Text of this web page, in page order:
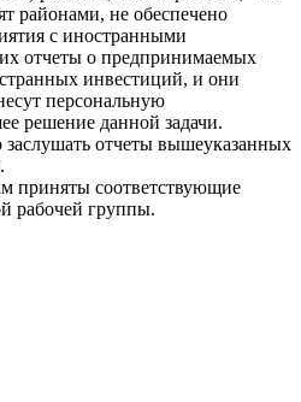
районами, не обеспечено
с иностранными
отчеты о предпринимаемых
инвестиций, и они
персональную
решение данной задачи.
отчеты вышеуказанных
приняты соответствующие
рабочей группы.